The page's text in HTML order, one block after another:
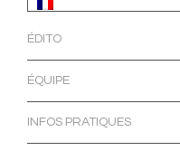
ÉDITO
ÉQUIPE
INFOS PRATIQUES